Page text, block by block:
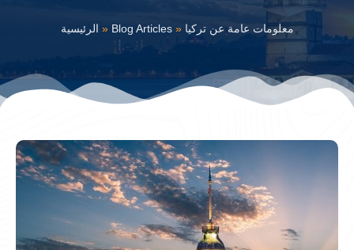
الرئيسية » Blog Articles» معلومات عامة عن تركيا